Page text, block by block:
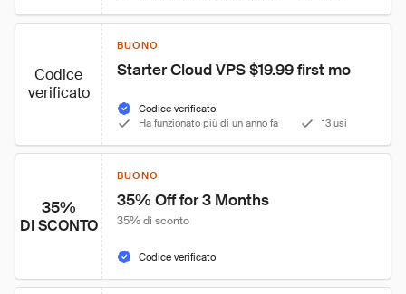
Codice
verificato
BUONO
Starter Cloud VPS $19.99 first mo
Codice verificato
Ha funzionato più di un anno fa
13 usi
35%
DI SCONTO
BUONO
35% Off for 3 Months
35% di sconto
Codice verificato